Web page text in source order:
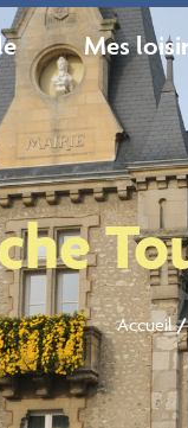
Mes
Accueil